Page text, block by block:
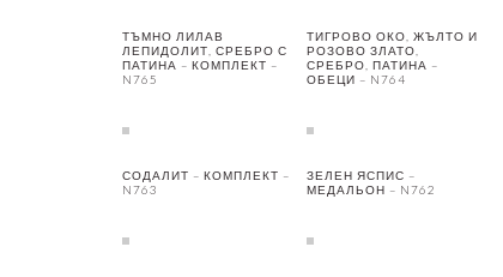
ТЪМНО ЛИЛАВ
ЛЕПИДОЛИТ, СРЕБРО С
ПАТИНА – КОМПЛЕКТ –
N765
ТИГРОВО ОКО, ЖЪЛТО И
РОЗОВО ЗЛАТО,
СРЕБРО, ПАТИНА –
ОБЕЦИ – N764
СОДАЛИТ – КОМПЛЕКТ –
N763
ЗЕЛЕН ЯСПИС –
МЕДАЛЬОН – N762